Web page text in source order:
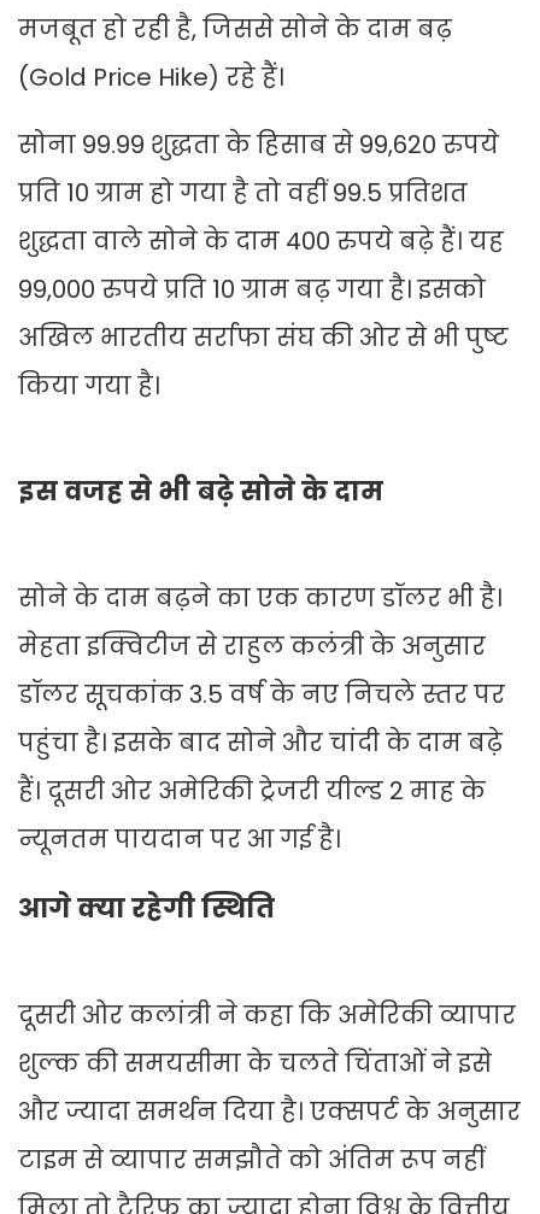
मजबूत हो रही है, जिससे सोने के दाम बढ़
(Gold Price Hike) रहे हैं।
सोना 99.99 शुद्धता के हिसाब से 99,620 रुपये
प्रति 10 ग्राम हो गया है तो वहीं 99.5 प्रतिशत
शुद्धता वाले सोने के दाम 400 रुपये बढ़े हैं। यह
99,000 रुपये प्रति 10 ग्राम बढ़ गया है। इसको
अखिल भारतीय सर्राफा संघ की ओर से भी पुष्ट
किया गया है।
इस वजह से भी बढ़े सोने के दाम
सोने के दाम बढ़ने का एक कारण डॉलर भी है।
मेहता इक्विटीज से राहुल कलंत्री के अनुसार
डॉलर सूचकांक 3.5 वर्ष के नए निचले स्तर पर
पहुंचा है। इसके बाद सोने और चांदी के दाम बढ़े
हैं। दूसरी ओर अमेरिकी ट्रेजरी यील्ड 2 माह के
न्यूनतम पायदान पर आ गई है।
आगे क्या रहेगी स्थिति
दूसरी ओर कलांत्री ने कहा कि अमेरिकी व्यापार
शुल्क की समयसीमा के चलते चिंताओं ने इसे
और ज्यादा समर्थन दिया है। एक्सपर्ट के अनुसार
टाइम से व्यापार समझौते को अंतिम रूप नहीं